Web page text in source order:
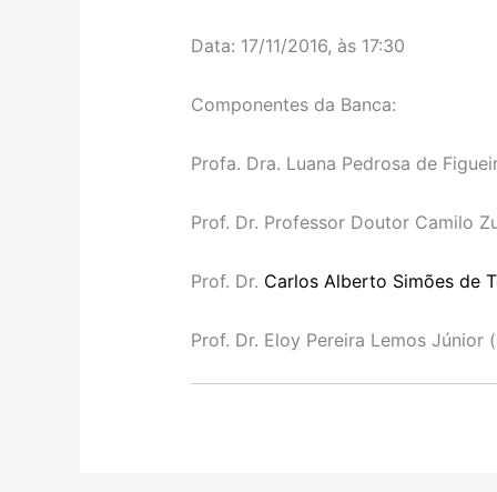
Data: 17/11/2016, às 17:30
Componentes da Banca:
Profa. Dra. Luana Pedrosa de
Prof. Dr. Professor Doutor Camilo
Prof. Dr. Carlos Alberto Simões de
Prof. Dr. Eloy Pereira Lemos Júnior